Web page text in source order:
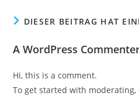
DIESER BEITRAG HAT
A WordPress
Hi, this is a comment.
To get started with